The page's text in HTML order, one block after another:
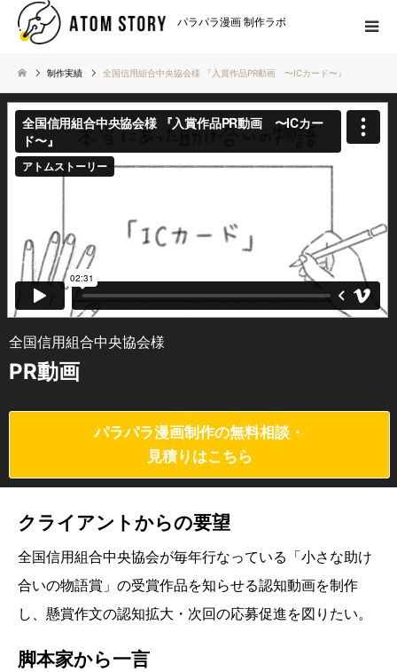
パラパラ漫画 制作ラボ
制作実績 全国信用組合中央協会様 『入賞作品PR動画 〜ICカード〜』
全国信用組合中央協会様
PR動画
パラパラ漫画制作の無料相談・
見積りはこちら
クライアントからの要望
全国信用組合中央協会が毎年行なっている「小さな助け
合いの物語賞」の受賞作品を知らせる認知動画を制作
し、懸賞作文の認知拡大・次回の応募促進を図りたい。
脚本家から一言